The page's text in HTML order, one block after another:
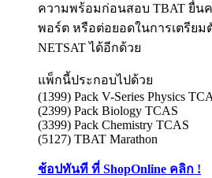
ความพร้อมก่อนสอบ TBAT ยื่น
พอร์ต หรือต่อยอดในการเตรียม
NETSAT ได้อีกด้วย
แพ็กนี้ประกอบไปด้วย
(1399) Pack V-Series Physics
(2399) Pack Biology TCAS
(3399) Pack Chemistry TCAS
(5127) TBAT Marathon
ช้อปทันที ที่ ShopOnline คลิก !